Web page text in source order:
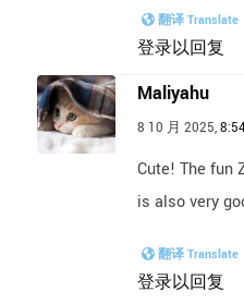
翻译 Translate
登录以回复
Maliyahu
8 10 月 2025,
Cute! The fun
is also very
翻译 Translate
登录以回复